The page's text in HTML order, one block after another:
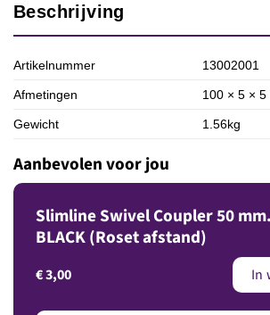
Beschrijving
Artikelnummer 13002001
Afmetingen 100 × 5 × 5
Gewicht 1.56kg
Aanbevolen voor jou
Slimline Swivel Coupler 50
BLACK (Roset afstand)
€3,00 In